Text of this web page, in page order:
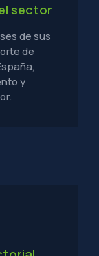
sector
de sus
de
y